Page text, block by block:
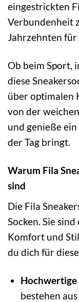
eingestrickten
Verbundenheit
Jahrzehnten
Ob beim Sport,
diese
über optimalen
von der
und genieße
der Tag bringt.
Warum Fila
sind
Die Fila
Socken. Sie
Komfort und
du dich für
bestehen